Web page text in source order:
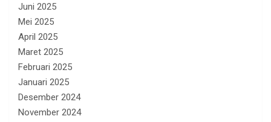
Juni 2025
Mei 2025
April 2025
Maret 2025
Februari 2025
Januari 2025
Desember 2024
November 2024